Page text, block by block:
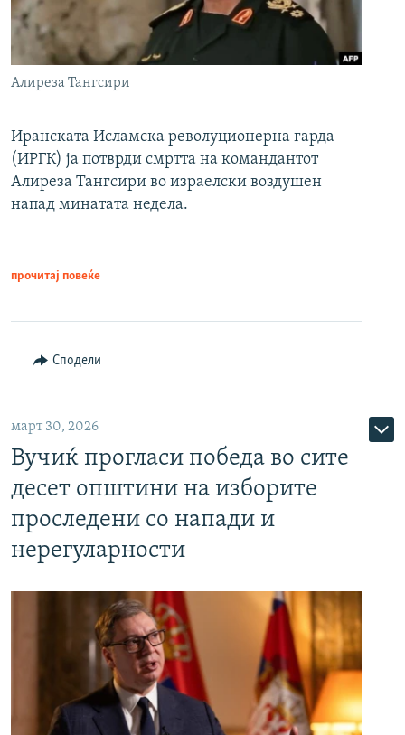
Алиреза Тангсири
Иранската Исламска револуционерна гарда
(ИРГК) ја потврди смртта на командантот
Алиреза Тангсири во израелски воздушен
напад минатата недела.
прочитај повеќе
Сподели
март 30, 2026
Вучиќ прогласи победа во сите
десет општини на изборите
проследени со напади и
нерегуларности